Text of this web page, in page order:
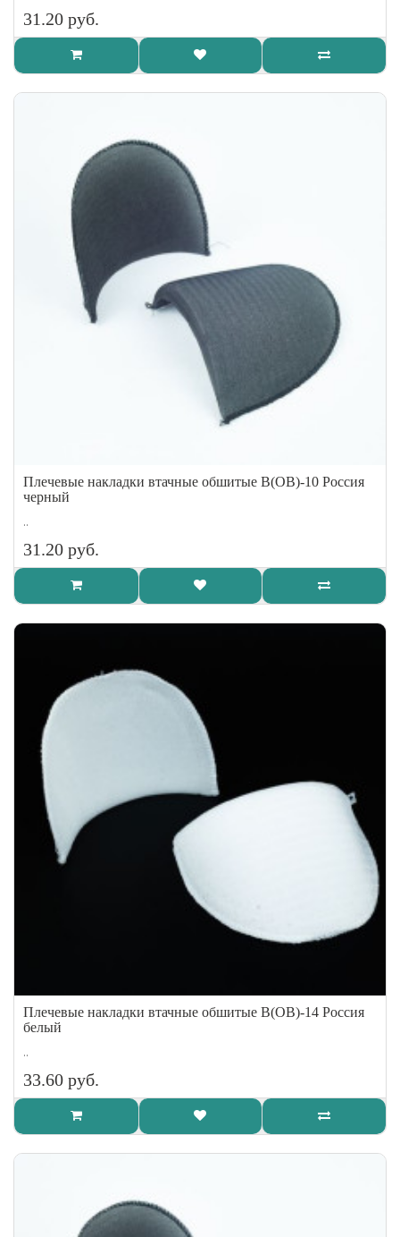
31.20 руб.
Плечевые накладки втачные обшитые В(ОВ)-10 Россия
черный
..
31.20 руб.
Плечевые накладки втачные обшитые В(ОВ)-14 Россия
белый
..
33.60 руб.